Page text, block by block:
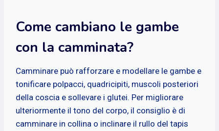
Come cambiano le gambe
con la camminata?
Camminare può rafforzare e modellare le gambe e
tonificare polpacci, quadricipiti, muscoli posteriori
della coscia e sollevare i glutei. Per migliorare
ulteriormente il tono del corpo, il consiglio è di
camminare in collina o inclinare il rullo del tapis